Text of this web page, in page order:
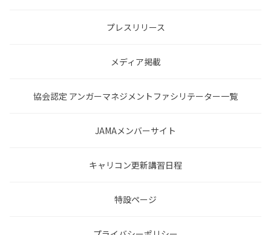
プレスリリース
メディア掲載
協会認定 アンガーマネジメントファシリテーター一覧
JAMAメンバーサイト
キャリコン更新講習日程
特設ページ